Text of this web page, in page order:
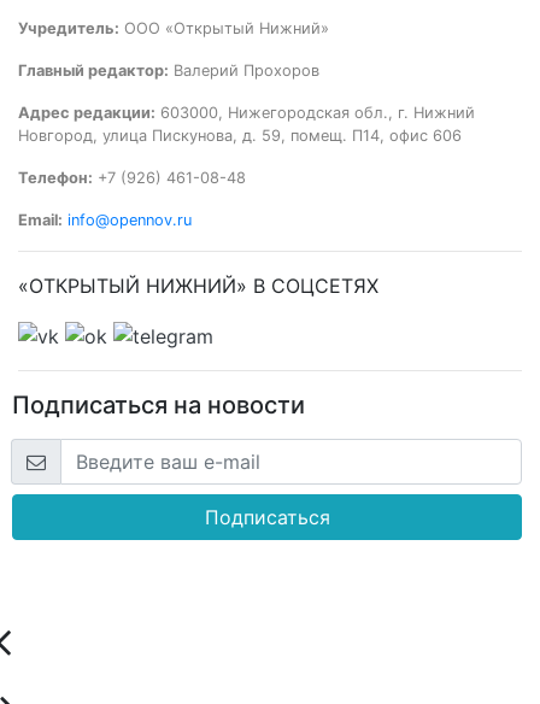
Учредитель: ООО «Открытый Нижний»
Главный редактор: Валерий Прохоров
Адрес редакции: 603000, Нижегородская обл., г. Нижний
Новгород, улица Пискунова, д. 59, помещ. П14, офис 606
Телефон: +7 (926) 461-08-48
Email: info@opennov.ru
«ОТКРЫТЫЙ НИЖНИЙ» В СОЦСЕТЯХ
Подписаться на новости
Подписаться